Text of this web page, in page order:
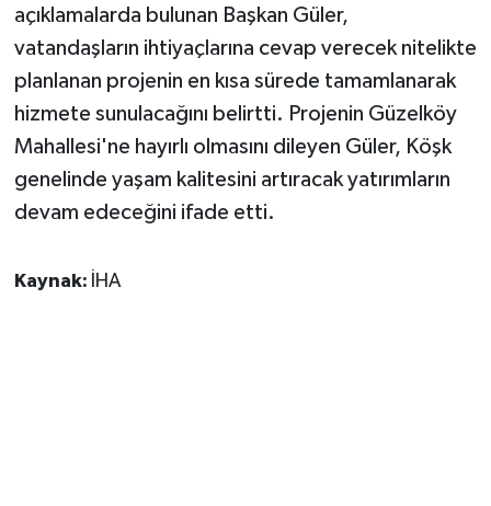
açıklamalarda bulunan Başkan Güler,
vatandaşların ihtiyaçlarına cevap verecek nitelikte
planlanan projenin en kısa sürede tamamlanarak
hizmete sunulacağını belirtti. Projenin Güzelköy
Mahallesi'ne hayırlı olmasını dileyen Güler, Köşk
genelinde yaşam kalitesini artıracak yatırımların
devam edeceğini ifade etti.
Kaynak: İHA